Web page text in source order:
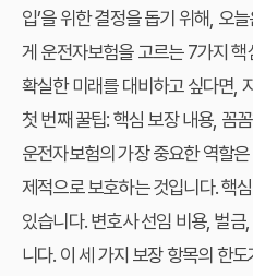
입’을 위한 결정을 돕기 위해, 오
게 운전자보험을 고르는 7가지
확실한 미래를 대비하고 싶다면,
첫 번째 꿀팁: 핵심 보장 내용, 꼼
운전자보험의 가장 중요한 역할
제적으로 보호하는 것입니다. 핵
있습니다. 변호사 선임 비용, 벌
니다. 이 세 가지 보장 항목의 한